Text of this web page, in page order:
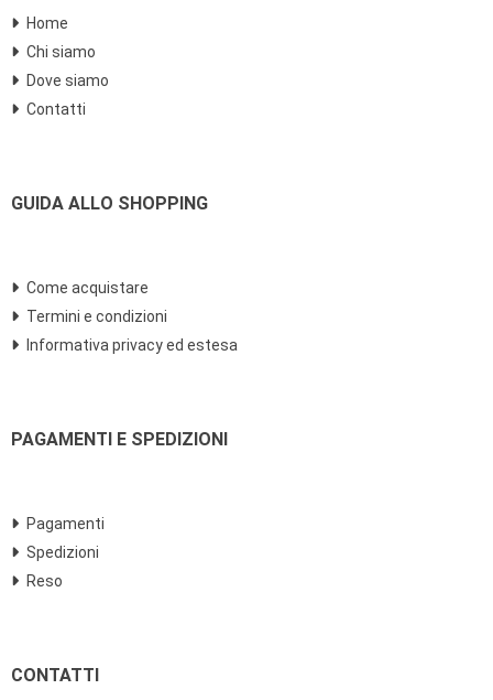
Home
Chi siamo
Dove siamo
Contatti
GUIDA ALLO SHOPPING
Come acquistare
Termini e condizioni
Informativa privacy ed estesa
PAGAMENTI E SPEDIZIONI
Pagamenti
Spedizioni
Reso
CONTATTI